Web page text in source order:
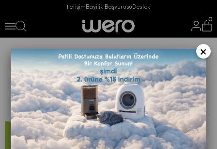
İletişimBayilik BaşvurusuDestek
0
×